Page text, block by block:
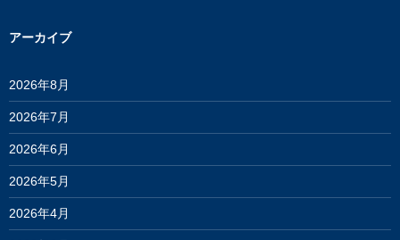
アーカイブ
2026年8月
2026年7月
2026年6月
2026年5月
2026年4月